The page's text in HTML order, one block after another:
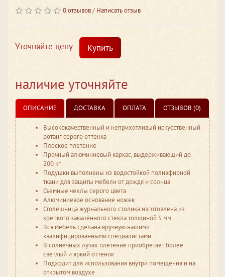
0 отзывов/ Написать отзыв
Уточняйте цену Купить
наличие уточняйте
ОПИСАНИЕ ДОСТАВКА ОПЛАТА ОТЗЫВОВ (0)
Высококачественный и неприхотливый искусственный
ротанг серого оттенка
Плоское плетение
Прочный алюминиевый каркас, выдерживающий до
200 кг
Подушки выполнены из водостойкой полиэфирной
ткани для защиты мебели от дождя и солнца
Съемные чехлы серого цвета
Алюминиевое основание ножек
Столешница журнального столика изготовлена из
крепкого закалённого стекла толщиной 5 мм
Вся мебель сделана вручную нашими
квалифицированными специалистами
В солнечных лучах плетение приобретает более
светлый и яркий оттенок
Подходит для использования внутри помещения и на
открытом воздухе